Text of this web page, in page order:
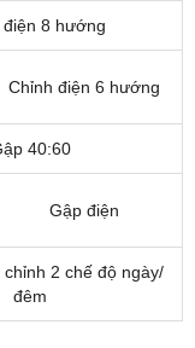
điện 8 hướng
Chỉnh điện 6 hướng
40:60
Gập điện
2 chế độ ngày/
đêm